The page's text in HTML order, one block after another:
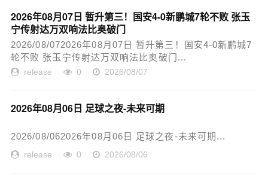
2026年08月07日 暂升第三！国安4-0新鹏城7轮不败 张玉
宁传射达万双响法比奥破门
2026/08/072026年08月07日 暂升第三！国安4-0新鹏城7
轮不败 张玉宁传射达万双响法比奥破门...
release 0 2026/08/07
2026年08月06日 足球之夜-未来可期
2026/08/062026年08月06日 足球之夜-未来可期...
release 0 2026/08/06